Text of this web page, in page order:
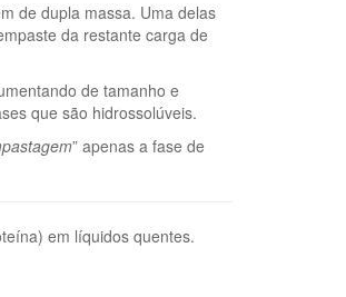
de dupla massa. Uma delas
da restante carga de
de tamanho e
que são hidrossolúveis.
” apenas a fase de
em líquidos quentes.